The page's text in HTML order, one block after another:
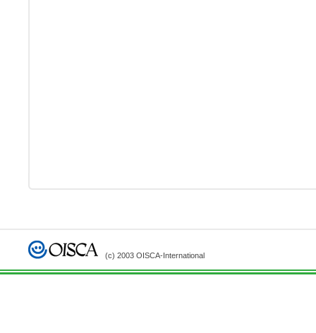
(c) 2003 OISCA-International